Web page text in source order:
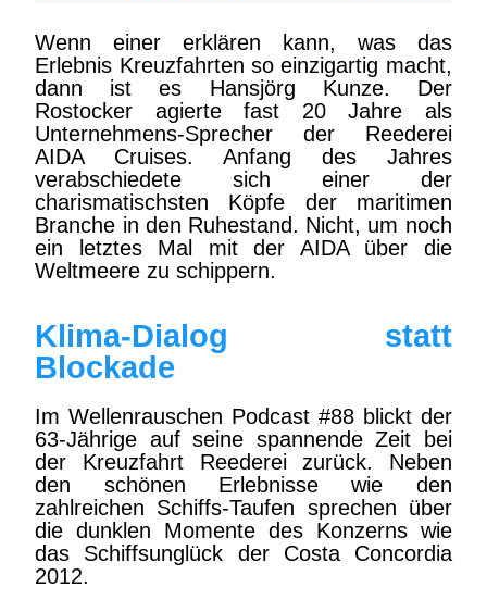
Wenn einer erklären kann, was das
Erlebnis Kreuzfahrten so einzigartig macht,
dann ist es Hansjörg Kunze. Der
Rostocker agierte fast 20 Jahre als
Unternehmens-Sprecher der Reederei
AIDA Cruises. Anfang des Jahres
verabschiedete sich einer der
charismatischsten Köpfe der maritimen
Branche in den Ruhestand. Nicht, um noch
ein letztes Mal mit der AIDA über die
Weltmeere zu schippern.
Klima-Dialog statt
Blockade
Im Wellenrauschen Podcast #88 blickt der
63-Jährige auf seine spannende Zeit bei
der Kreuzfahrt Reederei zurück. Neben
den schönen Erlebnisse wie den
zahlreichen Schiffs-Taufen sprechen über
die dunklen Momente des Konzerns wie
das Schiffsunglück der Costa Concordia
2012.